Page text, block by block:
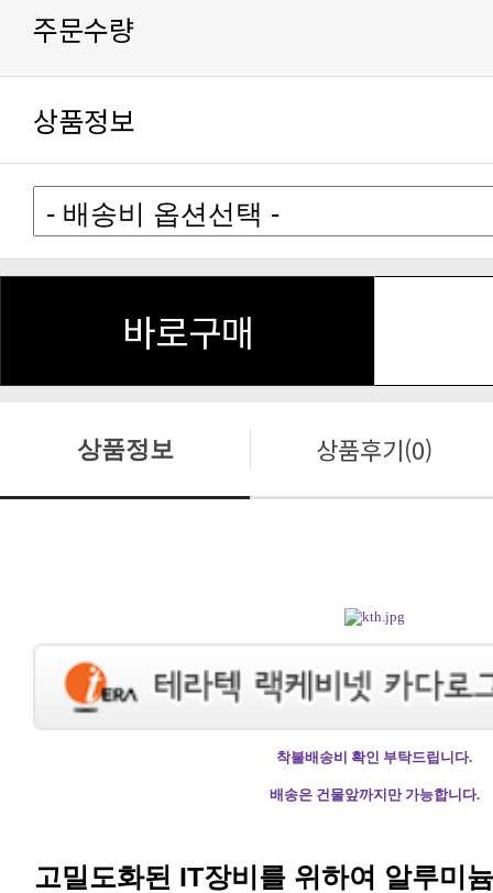
주문수량
상품정보
바로구매
상품정보 상품후기(0)
착불배송비 확인 부탁드립니다.
배송은 건물앞까지만 가능합니다.
고밀도화된 IT장비를 위하여 알루미